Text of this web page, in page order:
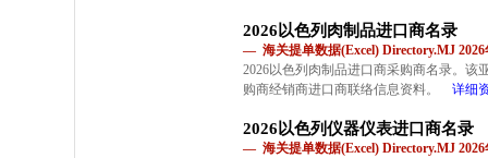
2026以色列肉制品进口商名录
— 海关提单数据(Excel) Directory.MJ 2026
2026以色列肉制品进口商采购商名录。该
购商经销商进口商联络信息资料。
详细
2026以色列仪器仪表进口商名录
— 海关提单数据(Excel) Directory.MJ 2026